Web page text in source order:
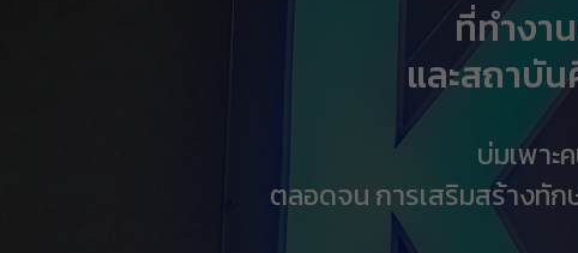
ที่ทำงา
และสถาบั
บ่มเพาะ
ตลอดจน การเสริมสร้างทัก